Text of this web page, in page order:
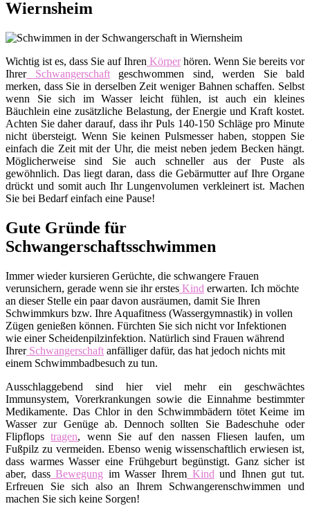
Wiernsheim
Wichtig ist es, dass Sie auf Ihren Körperhören. Wenn Sie bereits vor
IhrerSchwangerschaftgeschwommen sind, werden Sie bald
merken, dass Sie in derselben Zeit weniger Bahnen schaffen. Selbst
wenn Sie sich im Wasser leicht fühlen, ist auch ein kleines
Bäuchlein eine zusätzliche Belastung, der Energie und Kraft kostet.
Achten Sie daher darauf, dass ihr Puls 140-150 Schläge pro Minute
nicht übersteigt. Wenn Sie keinen Pulsmesser haben, stoppen Sie
einfach die Zeit mit der Uhr, die meist neben jedem Becken hängt.
Möglicherweise sind Sie auch schneller aus der Puste als
gewöhnlich. Das liegt daran, dass die Gebärmutter auf Ihre Organe
drückt und somit auch Ihr Lungenvolumen verkleinert ist. Machen
Sie bei Bedarf einfach eine Pause!
Gute Gründe für
Schwangerschaftsschwimmen
Immer wieder kursieren Gerüchte, die schwangere Frauen
verunsichern, gerade wenn sie ihr erstes Kind erwarten. Ich möchte
an dieser Stelle ein paar davon ausräumen, damit Sie Ihren
Schwimmkurs bzw. Ihre Aquafitness (Wassergymnastik) in vollen
Zügen genießen können. Fürchten Sie sich nicht vor Infektionen
wie einer Scheidenpilzinfektion. Natürlich sind Frauen während
IhrerSchwangerschaft anfälliger dafür, das hat jedoch nichts mit
einem Schwimmbadbesuch zu tun.
Ausschlaggebend sind hier viel mehr ein geschwächtes
Immunsystem, Vorerkrankungen sowie die Einnahme bestimmter
Medikamente. Das Chlor in den Schwimmbädern tötet Keime im
Wasser zur Genüge ab. Dennoch sollten Sie Badeschuhe oder
Flipflopstragen, wenn Sie auf den nassen Fliesen laufen, um
Fußpilz zu vermeiden. Ebenso wenig wissenschaftlich erwiesen ist,
dass warmes Wasser eine Frühgeburt begünstigt. Ganz sicher ist
aber, dassBewegung im Wasser Ihrem Kind und Ihnen gut tut.
Erfreuen Sie sich also an Ihrem Schwangerenschwimmen und
machen Sie sich keine Sorgen!